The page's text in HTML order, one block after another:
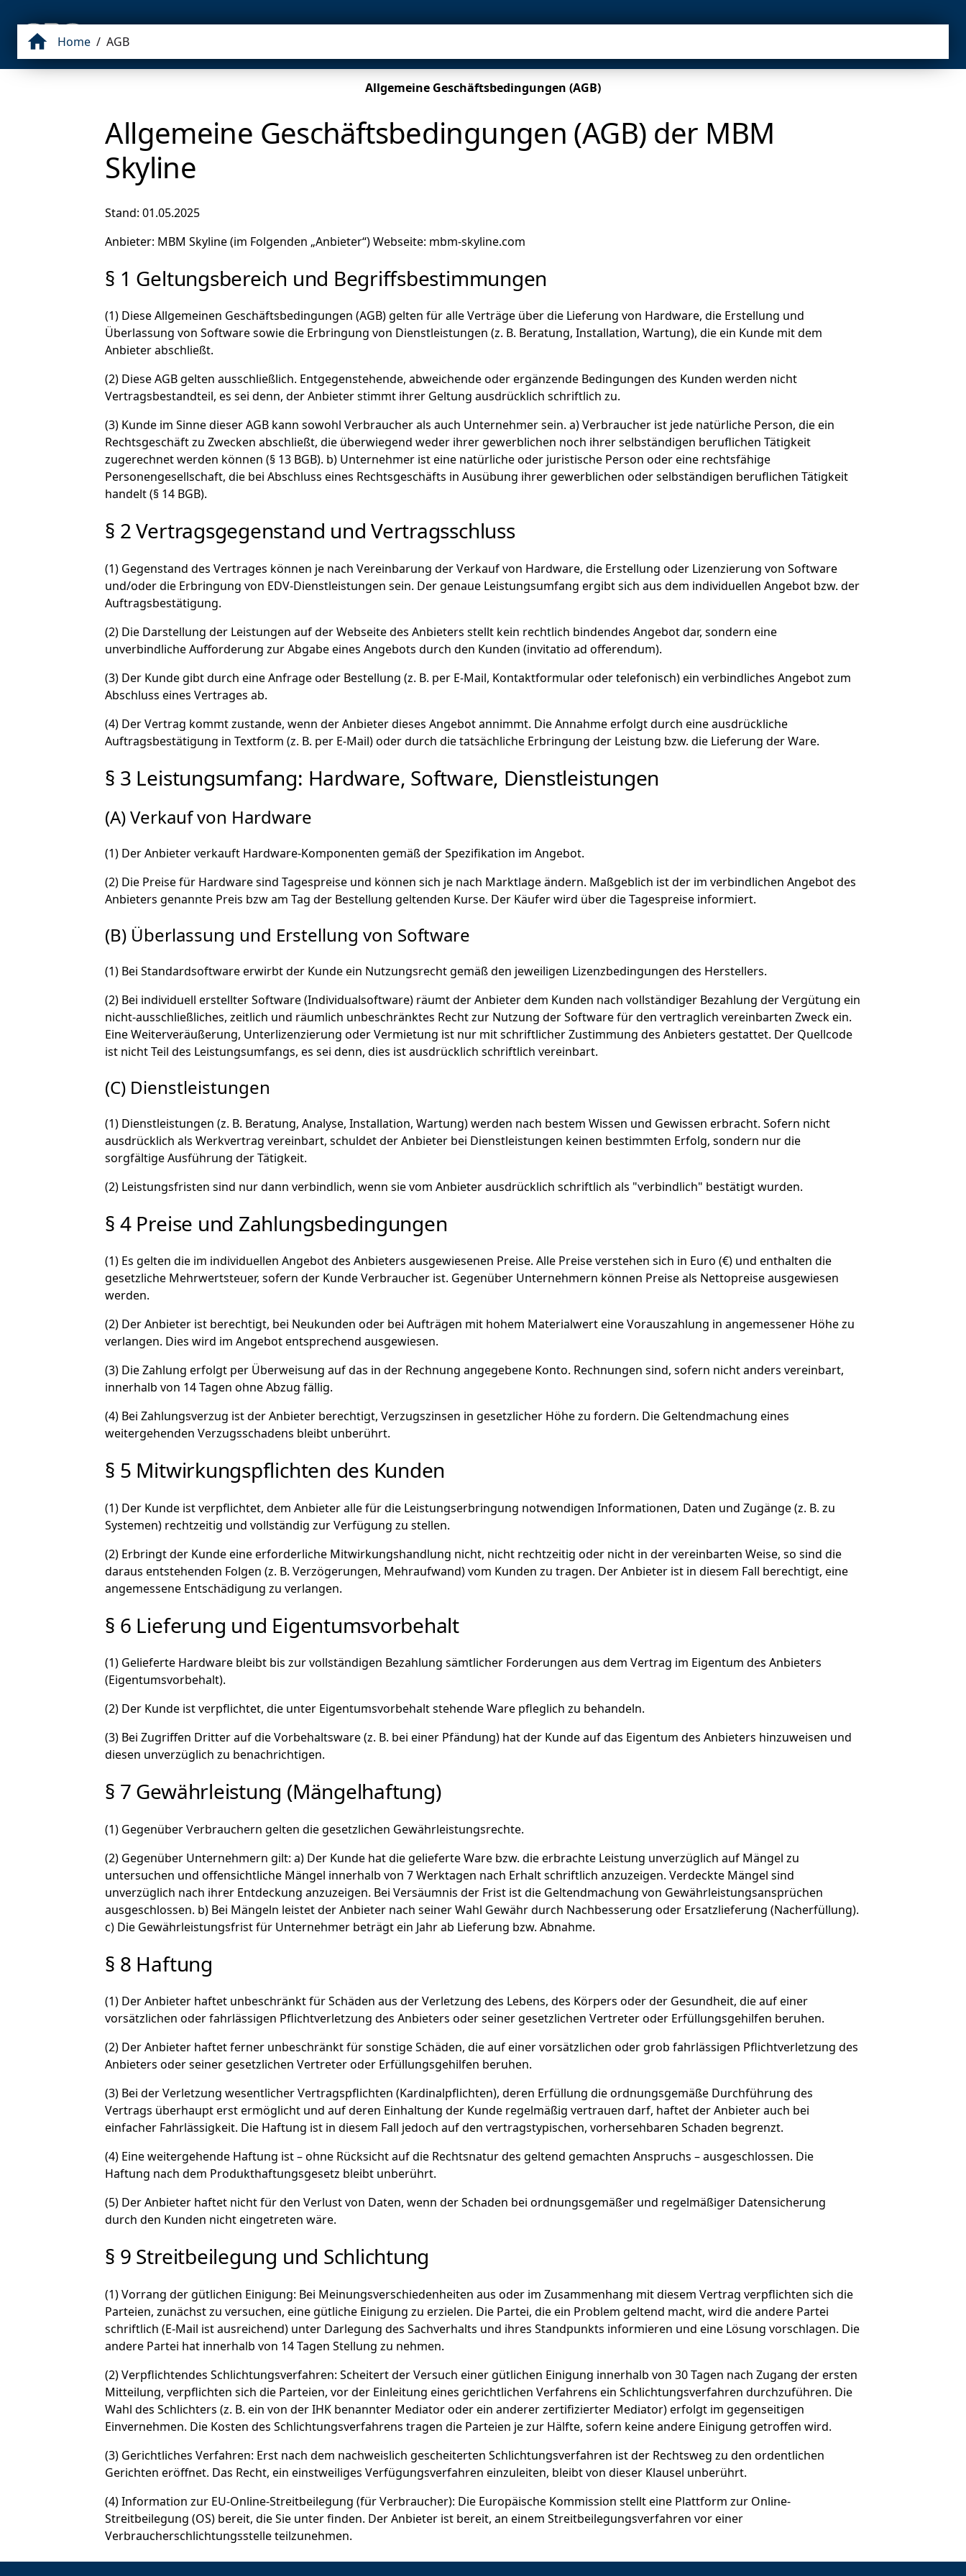
NEWS
Home / AGB
Allgemeine Geschäftsbedingungen (AGB)
Allgemeine Geschäftsbedingungen (AGB) der MBM
Skyline
Stand: 01.05.2025
Anbieter: MBM Skyline (im Folgenden „Anbieter“) Webseite: mbm-skyline.com
§ 1 Geltungsbereich und Begriffsbestimmungen
(1) Diese Allgemeinen Geschäftsbedingungen (AGB) gelten für alle Verträge über die Lieferung von Hardware, die Erstellung und
Überlassung von Software sowie die Erbringung von Dienstleistungen (z. B. Beratung, Installation, Wartung), die ein Kunde mit dem
Anbieter abschließt.
(2) Diese AGB gelten ausschließlich. Entgegenstehende, abweichende oder ergänzende Bedingungen des Kunden werden nicht
Vertragsbestandteil, es sei denn, der Anbieter stimmt ihrer Geltung ausdrücklich schriftlich zu.
(3) Kunde im Sinne dieser AGB kann sowohl Verbraucher als auch Unternehmer sein. a) Verbraucher ist jede natürliche Person, die ein
Rechtsgeschäft zu Zwecken abschließt, die überwiegend weder ihrer gewerblichen noch ihrer selbständigen beruflichen Tätigkeit
zugerechnet werden können (§ 13 BGB). b) Unternehmer ist eine natürliche oder juristische Person oder eine rechtsfähige
Personengesellschaft, die bei Abschluss eines Rechtsgeschäfts in Ausübung ihrer gewerblichen oder selbständigen beruflichen Tätigkeit
handelt (§ 14 BGB).
§ 2 Vertragsgegenstand und Vertragsschluss
(1) Gegenstand des Vertrages können je nach Vereinbarung der Verkauf von Hardware, die Erstellung oder Lizenzierung von Software
und/oder die Erbringung von EDV-Dienstleistungen sein. Der genaue Leistungsumfang ergibt sich aus dem individuellen Angebot bzw. der
Auftragsbestätigung.
(2) Die Darstellung der Leistungen auf der Webseite des Anbieters stellt kein rechtlich bindendes Angebot dar, sondern eine
unverbindliche Aufforderung zur Abgabe eines Angebots durch den Kunden (invitatio ad offerendum).
(3) Der Kunde gibt durch eine Anfrage oder Bestellung (z. B. per E-Mail, Kontaktformular oder telefonisch) ein verbindliches Angebot zum
Abschluss eines Vertrages ab.
(4) Der Vertrag kommt zustande, wenn der Anbieter dieses Angebot annimmt. Die Annahme erfolgt durch eine ausdrückliche
Auftragsbestätigung in Textform (z. B. per E-Mail) oder durch die tatsächliche Erbringung der Leistung bzw. die Lieferung der Ware.
§ 3 Leistungsumfang: Hardware, Software, Dienstleistungen
(A) Verkauf von Hardware
(1) Der Anbieter verkauft Hardware-Komponenten gemäß der Spezifikation im Angebot.
(2) Die Preise für Hardware sind Tagespreise und können sich je nach Marktlage ändern. Maßgeblich ist der im verbindlichen Angebot des
Anbieters genannte Preis bzw am Tag der Bestellung geltenden Kurse. Der Käufer wird über die Tagespreise informiert.
(B) Überlassung und Erstellung von Software
(1) Bei Standardsoftware erwirbt der Kunde ein Nutzungsrecht gemäß den jeweiligen Lizenzbedingungen des Herstellers.
(2) Bei individuell erstellter Software (Individualsoftware) räumt der Anbieter dem Kunden nach vollständiger Bezahlung der Vergütung ein
nicht-ausschließliches, zeitlich und räumlich unbeschränktes Recht zur Nutzung der Software für den vertraglich vereinbarten Zweck ein.
Eine Weiterveräußerung, Unterlizenzierung oder Vermietung ist nur mit schriftlicher Zustimmung des Anbieters gestattet. Der Quellcode
ist nicht Teil des Leistungsumfangs, es sei denn, dies ist ausdrücklich schriftlich vereinbart.
(C) Dienstleistungen
(1) Dienstleistungen (z. B. Beratung, Analyse, Installation, Wartung) werden nach bestem Wissen und Gewissen erbracht. Sofern nicht
ausdrücklich als Werkvertrag vereinbart, schuldet der Anbieter bei Dienstleistungen keinen bestimmten Erfolg, sondern nur die
sorgfältige Ausführung der Tätigkeit.
(2) Leistungsfristen sind nur dann verbindlich, wenn sie vom Anbieter ausdrücklich schriftlich als "verbindlich" bestätigt wurden.
§ 4 Preise und Zahlungsbedingungen
(1) Es gelten die im individuellen Angebot des Anbieters ausgewiesenen Preise. Alle Preise verstehen sich in Euro (€) und enthalten die
gesetzliche Mehrwertsteuer, sofern der Kunde Verbraucher ist. Gegenüber Unternehmern können Preise als Nettopreise ausgewiesen
werden.
(2) Der Anbieter ist berechtigt, bei Neukunden oder bei Aufträgen mit hohem Materialwert eine Vorauszahlung in angemessener Höhe zu
verlangen. Dies wird im Angebot entsprechend ausgewiesen.
(3) Die Zahlung erfolgt per Überweisung auf das in der Rechnung angegebene Konto. Rechnungen sind, sofern nicht anders vereinbart,
innerhalb von 14 Tagen ohne Abzug fällig.
(4) Bei Zahlungsverzug ist der Anbieter berechtigt, Verzugszinsen in gesetzlicher Höhe zu fordern. Die Geltendmachung eines
weitergehenden Verzugsschadens bleibt unberührt.
§ 5 Mitwirkungspflichten des Kunden
(1) Der Kunde ist verpflichtet, dem Anbieter alle für die Leistungserbringung notwendigen Informationen, Daten und Zugänge (z. B. zu
Systemen) rechtzeitig und vollständig zur Verfügung zu stellen.
(2) Erbringt der Kunde eine erforderliche Mitwirkungshandlung nicht, nicht rechtzeitig oder nicht in der vereinbarten Weise, so sind die
daraus entstehenden Folgen (z. B. Verzögerungen, Mehraufwand) vom Kunden zu tragen. Der Anbieter ist in diesem Fall berechtigt, eine
angemessene Entschädigung zu verlangen.
§ 6 Lieferung und Eigentumsvorbehalt
(1) Gelieferte Hardware bleibt bis zur vollständigen Bezahlung sämtlicher Forderungen aus dem Vertrag im Eigentum des Anbieters
(Eigentumsvorbehalt).
(2) Der Kunde ist verpflichtet, die unter Eigentumsvorbehalt stehende Ware pfleglich zu behandeln.
(3) Bei Zugriffen Dritter auf die Vorbehaltsware (z. B. bei einer Pfändung) hat der Kunde auf das Eigentum des Anbieters hinzuweisen und
diesen unverzüglich zu benachrichtigen.
§ 7 Gewährleistung (Mängelhaftung)
(1) Gegenüber Verbrauchern gelten die gesetzlichen Gewährleistungsrechte.
(2) Gegenüber Unternehmern gilt: a) Der Kunde hat die gelieferte Ware bzw. die erbrachte Leistung unverzüglich auf Mängel zu
untersuchen und offensichtliche Mängel innerhalb von 7 Werktagen nach Erhalt schriftlich anzuzeigen. Verdeckte Mängel sind
unverzüglich nach ihrer Entdeckung anzuzeigen. Bei Versäumnis der Frist ist die Geltendmachung von Gewährleistungsansprüchen
ausgeschlossen. b) Bei Mängeln leistet der Anbieter nach seiner Wahl Gewähr durch Nachbesserung oder Ersatzlieferung (Nacherfüllung).
c) Die Gewährleistungsfrist für Unternehmer beträgt ein Jahr ab Lieferung bzw. Abnahme.
§ 8 Haftung
(1) Der Anbieter haftet unbeschränkt für Schäden aus der Verletzung des Lebens, des Körpers oder der Gesundheit, die auf einer
vorsätzlichen oder fahrlässigen Pflichtverletzung des Anbieters oder seiner gesetzlichen Vertreter oder Erfüllungsgehilfen beruhen.
(2) Der Anbieter haftet ferner unbeschränkt für sonstige Schäden, die auf einer vorsätzlichen oder grob fahrlässigen Pflichtverletzung des
Anbieters oder seiner gesetzlichen Vertreter oder Erfüllungsgehilfen beruhen.
(3) Bei der Verletzung wesentlicher Vertragspflichten (Kardinalpflichten), deren Erfüllung die ordnungsgemäße Durchführung des
Vertrags überhaupt erst ermöglicht und auf deren Einhaltung der Kunde regelmäßig vertrauen darf, haftet der Anbieter auch bei
einfacher Fahrlässigkeit. Die Haftung ist in diesem Fall jedoch auf den vertragstypischen, vorhersehbaren Schaden begrenzt.
(4) Eine weitergehende Haftung ist – ohne Rücksicht auf die Rechtsnatur des geltend gemachten Anspruchs – ausgeschlossen. Die
Haftung nach dem Produkthaftungsgesetz bleibt unberührt.
(5) Der Anbieter haftet nicht für den Verlust von Daten, wenn der Schaden bei ordnungsgemäßer und regelmäßiger Datensicherung
durch den Kunden nicht eingetreten wäre.
§ 9 Streitbeilegung und Schlichtung
(1) Vorrang der gütlichen Einigung: Bei Meinungsverschiedenheiten aus oder im Zusammenhang mit diesem Vertrag verpflichten sich die
Parteien, zunächst zu versuchen, eine gütliche Einigung zu erzielen. Die Partei, die ein Problem geltend macht, wird die andere Partei
schriftlich (E-Mail ist ausreichend) unter Darlegung des Sachverhalts und ihres Standpunkts informieren und eine Lösung vorschlagen. Die
andere Partei hat innerhalb von 14 Tagen Stellung zu nehmen.
(2) Verpflichtendes Schlichtungsverfahren: Scheitert der Versuch einer gütlichen Einigung innerhalb von 30 Tagen nach Zugang der ersten
Mitteilung, verpflichten sich die Parteien, vor der Einleitung eines gerichtlichen Verfahrens ein Schlichtungsverfahren durchzuführen. Die
Wahl des Schlichters (z. B. ein von der IHK benannter Mediator oder ein anderer zertifizierter Mediator) erfolgt im gegenseitigen
Einvernehmen. Die Kosten des Schlichtungsverfahrens tragen die Parteien je zur Hälfte, sofern keine andere Einigung getroffen wird.
(3) Gerichtliches Verfahren: Erst nach dem nachweislich gescheiterten Schlichtungsverfahren ist der Rechtsweg zu den ordentlichen
Gerichten eröffnet. Das Recht, ein einstweiliges Verfügungsverfahren einzuleiten, bleibt von dieser Klausel unberührt.
(4) Information zur EU-Online-Streitbeilegung (für Verbraucher): Die Europäische Kommission stellt eine Plattform zur Online-
Streitbeilegung (OS) bereit, die Sie unter finden. Der Anbieter ist bereit, an einem Streitbeilegungsverfahren vor einer
Verbraucherschlichtungsstelle teilzunehmen.